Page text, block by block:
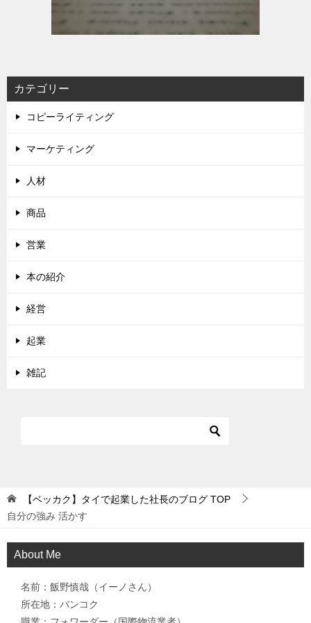
カテゴリー
コピーライティング
マーケティング
人材
商品
営業
本の紹介
経営
起業
雑記
【ベッカク】タイで起業した社長のブログ TOP
自分の強み 活かす
About Me
名前：飯野慎哉（イーノさん）
所在地：バンコク